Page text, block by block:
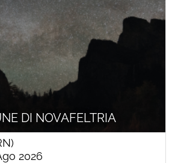
DI NOVAFELTRIA
2026